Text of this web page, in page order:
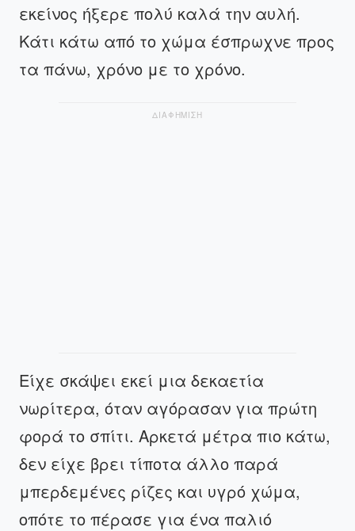
εκείνος ήξερε πολύ καλά την αυλή.
Κάτι κάτω από το χώμα έσπρωχνε προς
τα πάνω, χρόνο με το χρόνο.
ΔΙΑΦΗΜΙΣΗ
Είχε σκάψει εκεί μια δεκαετία
νωρίτερα, όταν αγόρασαν για πρώτη
φορά το σπίτι. Αρκετά μέτρα πιο κάτω,
δεν είχε βρει τίποτα άλλο παρά
μπερδεμένες ρίζες και υγρό χώμα,
οπότε το πέρασε για ένα παλιό